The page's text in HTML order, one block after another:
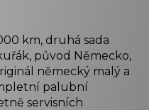
km, druhá sada
původ Německo,
německý malý a
palubní
servisních